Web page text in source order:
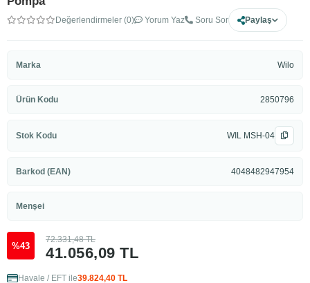
Değerlendirmeler (0) Yorum Yaz Soru Sor Paylaş
Marka Wilo
Ürün Kodu 2850796
Stok Kodu WIL MSH-04
Barkod (EAN) 4048482947954
Menşei
%43 41.056,09 TL
72.331,48 TL
Havale / EFT ile39.824,40 TL